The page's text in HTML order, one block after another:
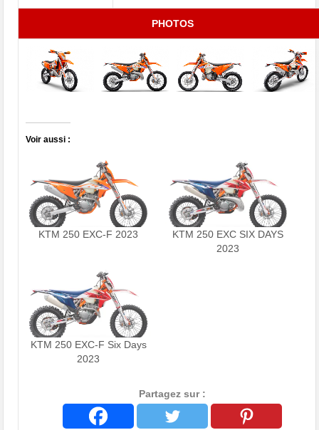
PHOTOS
Voir aussi :
KTM 250 EXC-F 2023
KTM 250 EXC SIX DAYS
2023
KTM 250 EXC-F Six Days
2023
Partagez sur :